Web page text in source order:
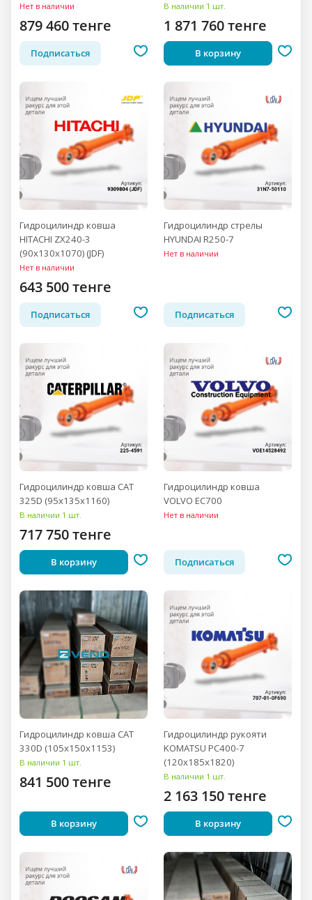
Нет в наличии
879 460 тенге
Подписаться
В наличии 1 шт.
1 871 760 тенге
В корзину
Гидроцилиндр ковша
HITACHI ZX240-3
(90x130x1070) (JDF)
Нет в наличии
643 500 тенге
Подписаться
Гидроцилиндр стрелы
HYUNDAI R250-7
Нет в наличии
Подписаться
Гидроцилиндр ковша CAT
325D (95x135x1160)
В наличии 1 шт.
717 750 тенге
В корзину
Гидроцилиндр ковша
VOLVO EC700
Нет в наличии
Подписаться
Гидроцилиндр ковша CAT
330D (105x150x1153)
В наличии 1 шт.
841 500 тенге
В корзину
Гидроцилиндр рукояти
KOMATSU PC400-7
(120x185x1820)
В наличии 1 шт.
2 163 150 тенге
В корзину